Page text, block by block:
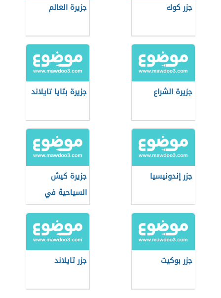
جزر كوك جزيرة العالم
جزيرة الشراع جزيرة بتايا تايلاند
جزر إندونيسيا
جزيرة كيش
السياحية في
إيران
جزر بوكيت جزر تايلاند